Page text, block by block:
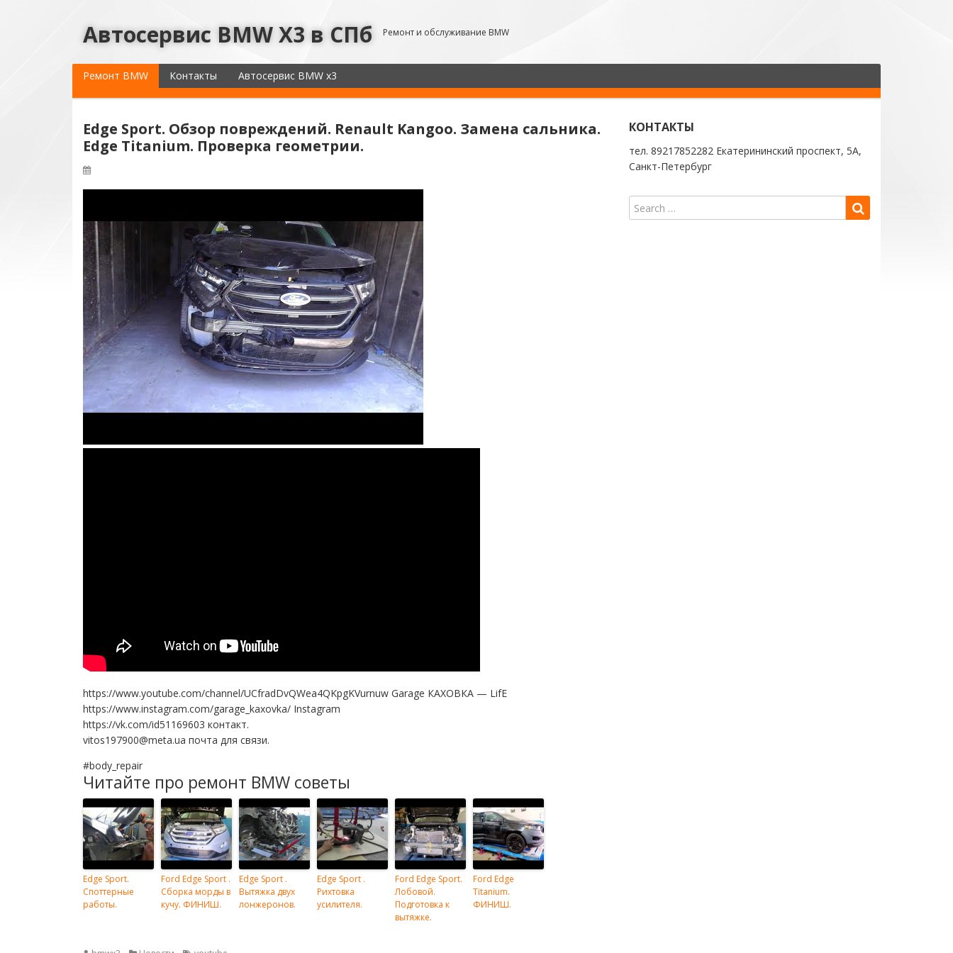
Автосервис BMW X3 в СПб Ремонт и обслуживание BMW
Ремонт BMW Контакты Автосервис BMW x3
Edge Sport. Обзор повреждений. Renault Kangoo. Замена сальника.
Edge Titanium. Проверка геометрии.
https://www.youtube.com/channel/UCfradDvQWea4QKpgKVurnuw Garage КАХОВКА — LifE
https://www.instagram.com/garage_kaxovka/ Instagram
https://vk.com/id51169603 контакт.
vitos197900@meta.ua почта для связи.
#body_repair
Читайте про ремонт BMW советы
Edge Sport.
Споттерные
работы.
Ford Edge Sport .
Сборка морды в
кучу. ФИНИШ.
Edge Sport .
Вытяжка двух
лонжеронов.
Edge Sport .
Рихтовка
усилителя.
Ford Edge Sport.
Лобовой.
Подготовка к
вытяжке.
Ford Edge
Titanium.
ФИНИШ.
КОНТАКТЫ
тел. 89217852282 Екатерининский проспект, 5А,
Санкт-Петербург